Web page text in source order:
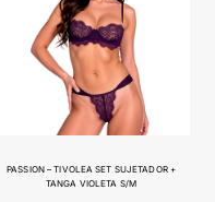
PASSION – TIVOLEA SET SUJETADOR +
TANGA VIOLETA S/M